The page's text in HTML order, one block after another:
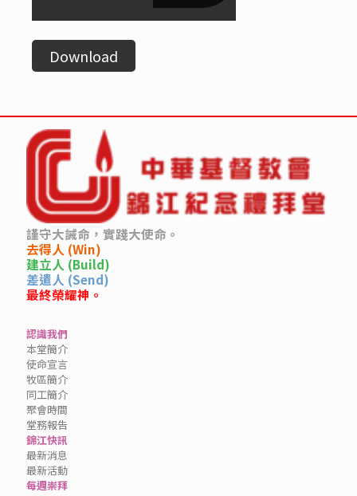
Download
謹守大誡命，實踐大使命。
去得人 (Win)
建立人 (Build)
差遣人 (Send)
最終榮耀神。
認識我們
本堂簡介
使命宣言
牧區簡介
同工簡介
聚會時間
堂務報告
錦江快訊
最新消息
最新活動
每週崇拜